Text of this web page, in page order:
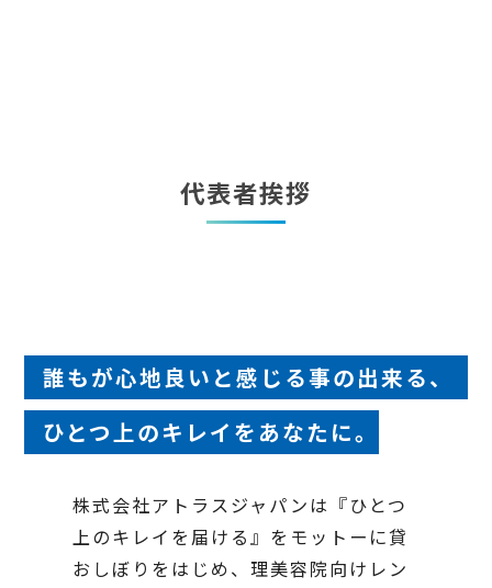
代表者挨拶
誰もが心地良いと感じる事の出来る、
ひとつ上のキレイをあなたに。
株式会社アトラスジャパンは『ひとつ
上のキレイを届ける』をモットーに貸
おしぼりをはじめ、理美容院向けレン